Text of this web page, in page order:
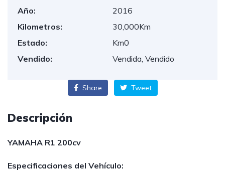
Año:
2016
Kilometros:
30,000Km
Estado:
Km0
Vendido:
Vendida, Vendido
Share Tweet
Descripción
YAMAHA R1 200cv
Especificaciones del Vehículo: